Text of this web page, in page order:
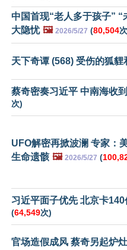
中国首现“老人多于孩子” “
大隐忧 🖼️ 2026/5/27 (80,504
天下奇谭 (568) 受伤的狐貍
蔡奇密奏习近平 中南海收
次)
UFO解密再掀波澜 专家：
生命遗骸 🖼️ 2026/5/27 (
习近平面子优先 北京卡
(64,549次)
官场造假成风 蔡奇另起炉